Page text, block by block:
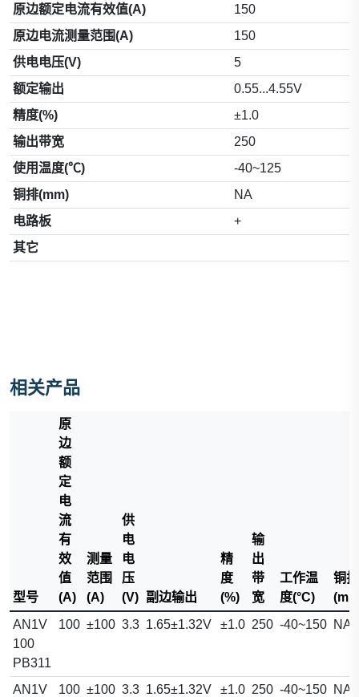
原边额定电流有效值(A)
150
原边电流测量范围(A)
150
供电电压(V)
5
额定输出
0.55...4.55V
精度(%)
±1.0
输出带宽
250
使用温度(℃)
-40~125
铜排(mm)
NA
电路板
+
其它
相关产品
型号
原
边
额
定
电
流
有
效
值
(A)
测量
范围
(A)
供
电
电
压
(V) 副边输出
精
度
(%)
输
出
带
宽
工作温
度(°C)
铜排
AN1V
100
PB311
100 ±100 3.3 1.65±1.32V ±1.0 250 -40~150 NA
AN1V 100 ±100 3.3 1.65±1.32V ±1.0 250 -40~150 NA